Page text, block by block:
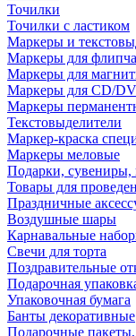
Точилки
Точилки с ластиком
Маркеры и
Маркеры для
Маркеры для
Маркеры для CD/
Маркеры
Текстовыделители
Маркер-краска
Маркеры меловые
Подарки, сувениры,
Товары для
Праздничные
Воздушные шары
Карнавальные
Свечи для торта
Поздравительные
Подарочная
Упаковочная бумага
Банты декоративные
Подарочные